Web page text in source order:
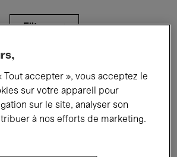
Filtres
Films Performances
Débats Jazz
Tout accepter », vous acceptez le
sur votre appareil pour
sur le site, analyser son
à nos efforts de marketing.